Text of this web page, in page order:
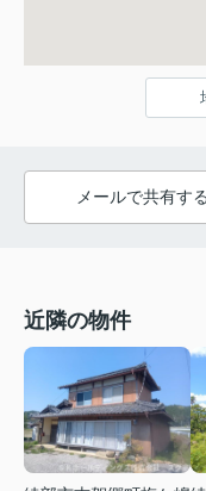
メールで共有する
近隣の物件